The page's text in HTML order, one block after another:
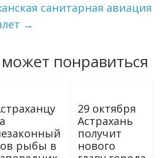
санитарная авиация
→
понравиться
рыбы в
29 октября
Астрахань
получит
нового